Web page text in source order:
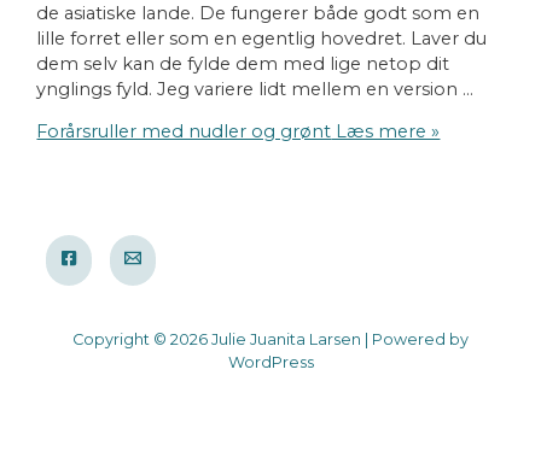
de asiatiske lande. De fungerer både godt som en
lille forret eller som en egentlig hovedret. Laver du
dem selv kan de fylde dem med lige netop dit
ynglings fyld. Jeg variere lidt mellem en version …
Forårsruller med nudler og grønt Læs mere »
Copyright © 2026 Julie Juanita Larsen | Powered by
WordPress